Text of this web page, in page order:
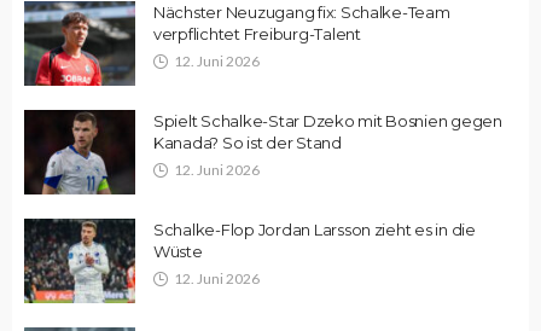
Nächster Neuzugang fix: Schalke-Team
verpflichtet Freiburg-Talent
12. Juni 2026
Spielt Schalke-Star Dzeko mit Bosnien gegen
Kanada? So ist der Stand
12. Juni 2026
Schalke-Flop Jordan Larsson zieht es in die
Wüste
12. Juni 2026